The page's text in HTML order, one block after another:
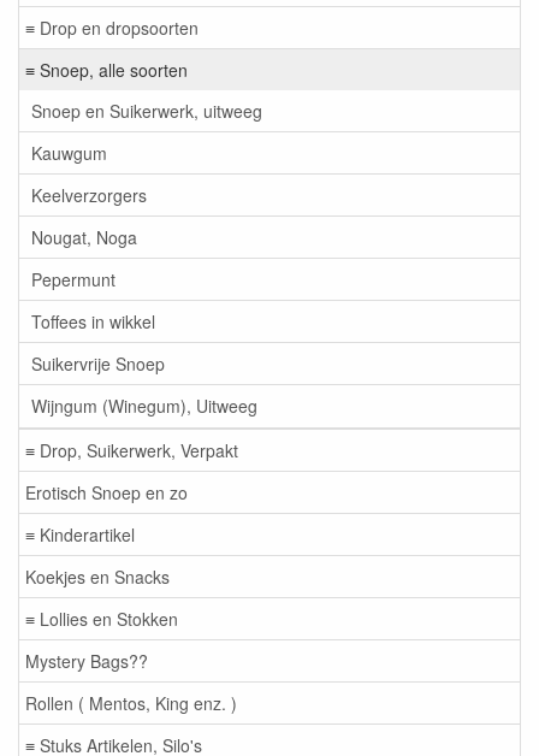
≡ Drop en dropsoorten
≡ Snoep, alle soorten
Snoep en Suikerwerk, uitweeg
Kauwgum
Keelverzorgers
Nougat, Noga
Pepermunt
Toffees in wikkel
Suikervrije Snoep
Wijngum (Winegum), Uitweeg
≡ Drop, Suikerwerk, Verpakt
Erotisch Snoep en zo
≡ Kinderartikel
Koekjes en Snacks
≡ Lollies en Stokken
Mystery Bags??
Rollen ( Mentos, King enz. )
≡ Stuks Artikelen, Silo's